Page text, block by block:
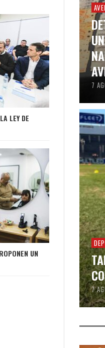
LEY DE
UN
7
7